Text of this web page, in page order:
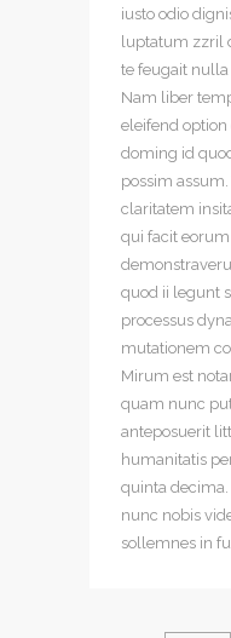
iusto odio
luptatum zzril
te feugait nulla
Nam liber
eleifend
doming id
possim
claritatem
qui facit
quod ii legunt
processus
mutationem
Mirum est
quam nunc
anteposuerit
humanitatis
quinta
nunc nobis
sollemnes in